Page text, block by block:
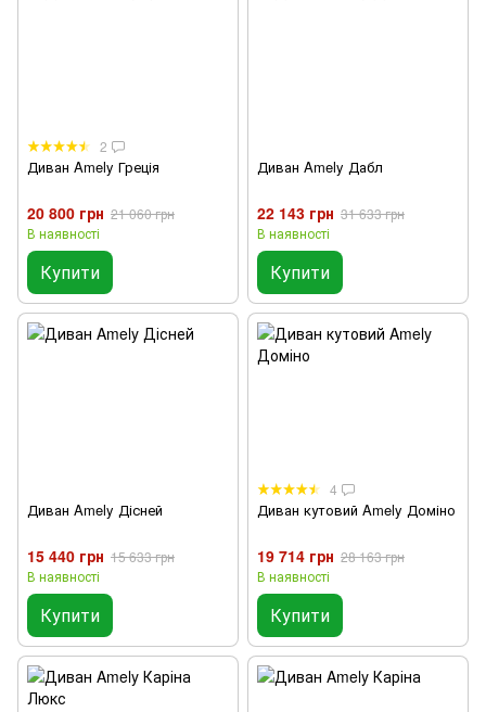
2
Диван Amely Греція
20 800 грн 21 060 грн
В наявності
Купити
Диван Amely Дабл
22 143 грн 31 633 грн
В наявності
Купити
Диван Amely Дісней
15 440 грн 15 633 грн
В наявності
Купити
4
Диван кутовий Amely Доміно
19 714 грн 28 163 грн
В наявності
Купити